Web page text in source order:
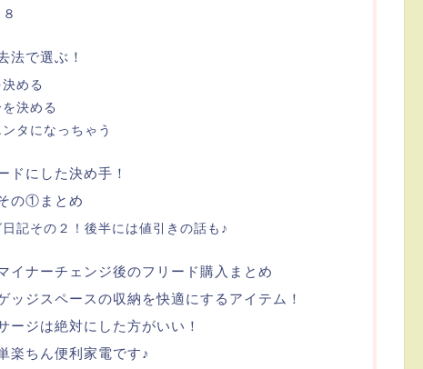
法で選ぶ！
める
決める
タになっちゃう
ドにした決め手！
の①まとめ
記その２！後半には値引きの話も♪
ナーチェンジ後のフリード購入まとめ
ッジスペースの収納を快適にするアイテム！
ージは絶対にした方がいい！
楽ちん便利家電です♪